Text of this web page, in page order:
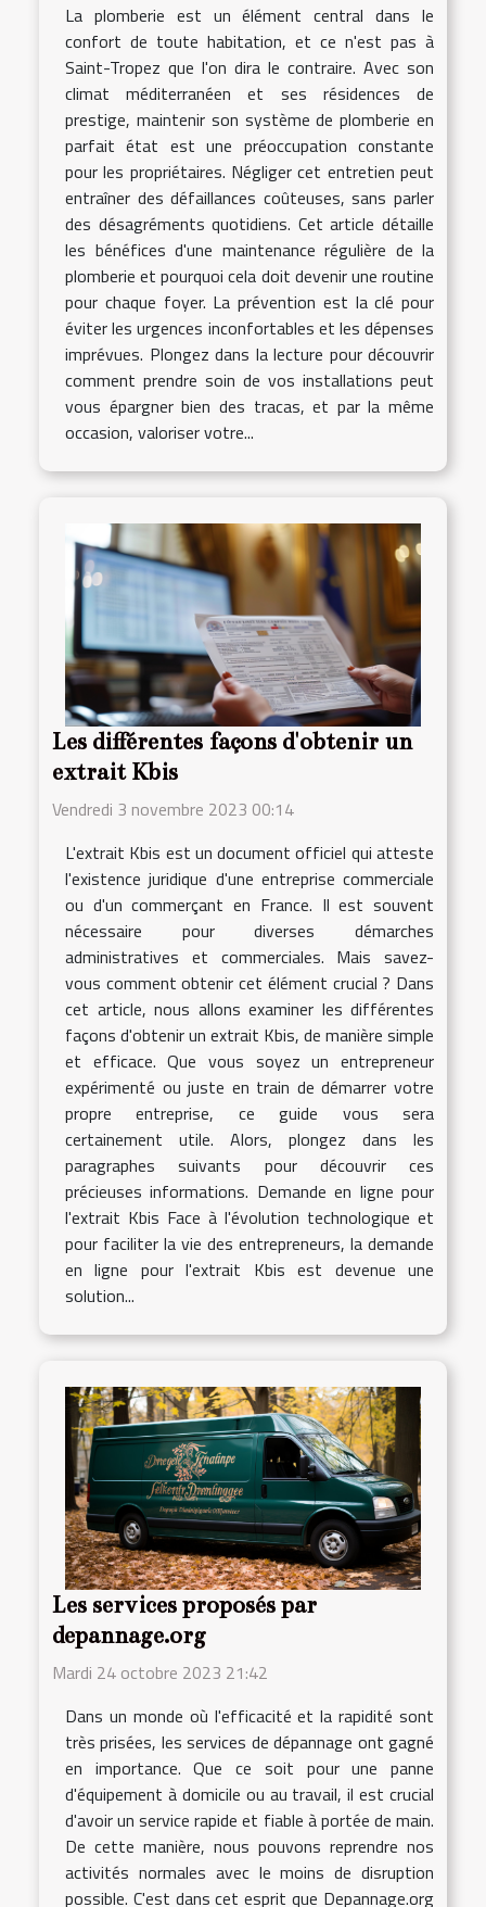
La plomberie est un élément central dans le
confort de toute habitation, et ce n'est pas à
Saint-Tropez que l'on dira le contraire. Avec son
climat méditerranéen et ses résidences de
prestige, maintenir son système de plomberie en
parfait état est une préoccupation constante
pour les propriétaires. Négliger cet entretien peut
entraîner des défaillances coûteuses, sans parler
des désagréments quotidiens. Cet article détaille
les bénéfices d'une maintenance régulière de la
plomberie et pourquoi cela doit devenir une routine
pour chaque foyer. La prévention est la clé pour
éviter les urgences inconfortables et les dépenses
imprévues. Plongez dans la lecture pour découvrir
comment prendre soin de vos installations peut
vous épargner bien des tracas, et par la même
occasion, valoriser votre...
Les différentes façons d'obtenir un
extrait Kbis
Vendredi 3 novembre 2023 00:14
L'extrait Kbis est un document officiel qui atteste
l'existence juridique d'une entreprise commerciale
ou d'un commerçant en France. Il est souvent
nécessaire pour diverses démarches
administratives et commerciales. Mais savez-
vous comment obtenir cet élément crucial ? Dans
cet article, nous allons examiner les différentes
façons d'obtenir un extrait Kbis, de manière simple
et efficace. Que vous soyez un entrepreneur
expérimenté ou juste en train de démarrer votre
propre entreprise, ce guide vous sera
certainement utile. Alors, plongez dans les
paragraphes suivants pour découvrir ces
précieuses informations. Demande en ligne pour
l'extrait Kbis Face à l'évolution technologique et
pour faciliter la vie des entrepreneurs, la demande
en ligne pour l'extrait Kbis est devenue une
solution...
Les services proposés par
depannage.org
Mardi 24 octobre 2023 21:42
Dans un monde où l'efficacité et la rapidité sont
très prisées, les services de dépannage ont gagné
en importance. Que ce soit pour une panne
d'équipement à domicile ou au travail, il est crucial
d'avoir un service rapide et fiable à portée de main.
De cette manière, nous pouvons reprendre nos
activités normales avec le moins de disruption
possible. C'est dans cet esprit que Depannage.org